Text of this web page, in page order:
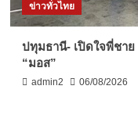
ข่าวทั่วไทย
ปทุมธานี- เปิดใจพี่ชา
“มอส”
admin2 06/08/2026